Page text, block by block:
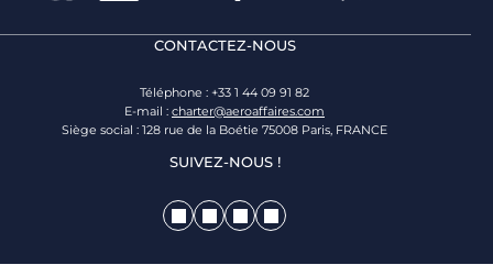
CONTACTEZ-NOUS
Téléphone : +33 1 44 09 91 82
E-mail : charter@aeroaffaires.com
Siège social : 128 rue de la Boétie 75008 Paris, FRANCE
SUIVEZ-NOUS !